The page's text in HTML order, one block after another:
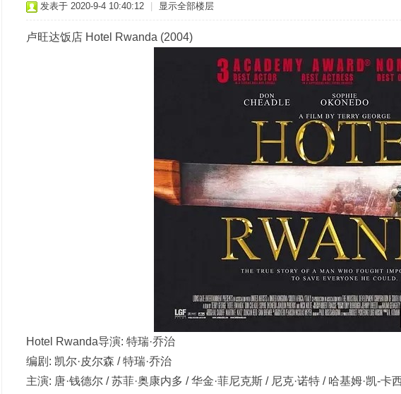
发表于 2020-9-4 10:40:12 显示全部楼层
卢旺达饭店 Hotel Rwanda (2004)
Hotel Rwanda导演: 特瑞·乔治
编剧: 凯尔·皮尔森 / 特瑞·乔治
主演: 唐·钱德尔 / 苏菲·奥康内多 / 华金·菲尼克斯 / 尼克·诺特 / 哈基姆·凯-卡